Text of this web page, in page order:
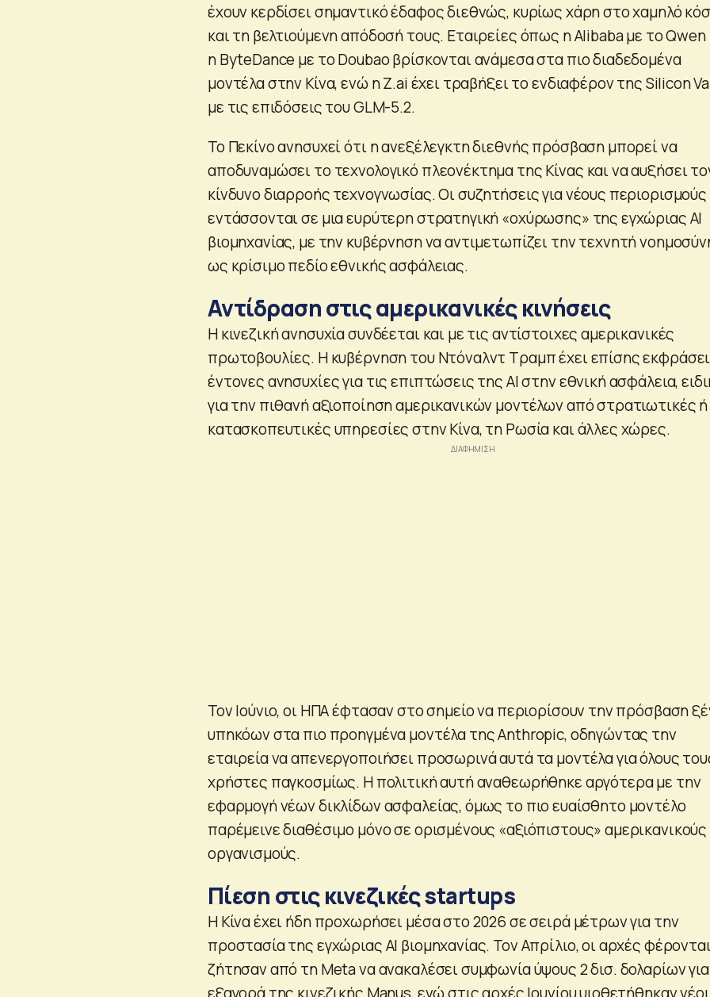
έχουν κερδίσει σημαντικό έδαφος διεθνώς, κυρίως χάρη στο χαμηλό
και τη βελτιούμενη απόδοσή τους. Εταιρείες όπως η Alibaba με το Qwen
η ByteDance με το Doubao βρίσκονται ανάμεσα στα πιο διαδεδομένα
μοντέλα στην Κίνα, ενώ η Z.ai έχει τραβήξει το ενδιαφέρον της Silicon
με τις επιδόσεις του GLM-5.2.
Το Πεκίνο ανησυχεί ότι η ανεξέλεγκτη διεθνής πρόσβαση μπορεί να
αποδυναμώσει το τεχνολογικό πλεονέκτημα της Κίνας και να αυξήσει
κίνδυνο διαρροής τεχνογνωσίας. Οι συζητήσεις για νέους περιορισμούς
εντάσσονται σε μια ευρύτερη στρατηγική «οχύρωσης» της εγχώριας ΑΙ
βιομηχανίας, με την κυβέρνηση να αντιμετωπίζει την τεχνητή
ως κρίσιμο πεδίο εθνικής ασφάλειας.
Αντίδραση στις αμερικανικές κινήσεις
Η κινεζική ανησυχία συνδέεται και με τις αντίστοιχες αμερικανικές
πρωτοβουλίες. Η κυβέρνηση του Ντόναλντ Τραμπ έχει επίσης εκφράσει
έντονες ανησυχίες για τις επιπτώσεις της ΑΙ στην εθνική ασφάλεια,
για την πιθανή αξιοποίηση αμερικανικών μοντέλων από στρατιωτικές ή
κατασκοπευτικές υπηρεσίες στην Κίνα, τη Ρωσία και άλλες χώρες.
Τον Ιούνιο, οι ΗΠΑ έφτασαν στο σημείο να περιορίσουν την πρόσβαση
υπηκόων στα πιο προηγμένα μοντέλα της Anthropic, οδηγώντας την
εταιρεία να απενεργοποιήσει προσωρινά αυτά τα μοντέλα για όλους
χρήστες παγκοσμίως. Η πολιτική αυτή αναθεωρήθηκε αργότερα με την
εφαρμογή νέων δικλίδων ασφαλείας, όμως το πιο ευαίσθητο μοντέλο
παρέμεινε διαθέσιμο μόνο σε ορισμένους «αξιόπιστους» αμερικανικούς
οργανισμούς.
Πίεση στις κινεζικές startups
Η Κίνα έχει ήδη προχωρήσει μέσα στο 2026 σε σειρά μέτρων για την
προστασία της εγχώριας ΑΙ βιομηχανίας. Τον Απρίλιο, οι αρχές
ζήτησαν από τη Meta να ανακαλέσει συμφωνία ύψους 2 δισ. δολαρίων
εξαγορά της κινεζικής Manus, ενώ στις αρχές Ιουνίου υιοθετήθηκαν νέοι